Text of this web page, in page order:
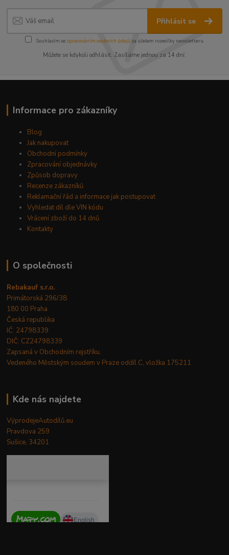
Přihlásit se
Souhlasím se zpracováním osobních údajůza účelem rozesílky newsletteru.
Můžete se kdykoli odhlásit. Zasíláme jednou za 14 dní.
Informace pro zákazníky
Blog
Jak nakupovat
Obchodní podmínky
Zpracování objednávky
Způsob dopravy
Recenze zákazníků
Reklamační řád a informace jak postupovat
Vyhledat díl dle VIN kódu
Vrácení zboží do 14 dnů
Kontakty
O společnosti
Rebakauf s.r.o.
Primátorská 296/38
180 00 Praha
Česká republika
IČ: 24798339
DIČ: CZ24798339
Zapsaná v Obchodním rejstříku.
Vedeného Městským soudem v Praze oddíl C, vložka 175211
Kde nás najdete
VýprodejeAutodílů.eu
Pravdova 259
Sušice, 34201